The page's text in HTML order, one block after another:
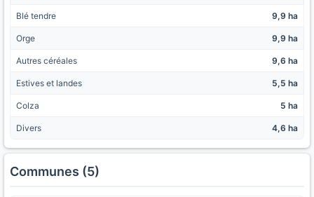
Blé tendre 9,9 ha
Orge 9,9 ha
Autres céréales 9,6 ha
Estives et landes 5,5 ha
Colza 5 ha
Divers 4,6 ha
Communes (5)